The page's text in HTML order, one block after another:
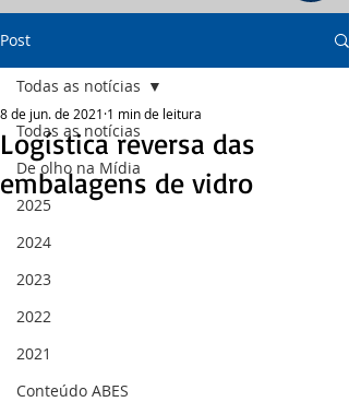
Post
Todas as notícias
De olho na Mídia
2025
2024
2023
2022
2021
Conteúdo ABES
Todas as notícias
Logística reversa das
embalagens de vidro
8 de jun. de 2021 1 min de leitura